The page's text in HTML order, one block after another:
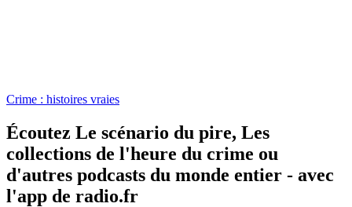
Crime : histoires vraies
Écoutez Le scénario du pire, Les
collections de l'heure du crime ou
d'autres podcasts du monde entier - avec
l'app de radio.fr